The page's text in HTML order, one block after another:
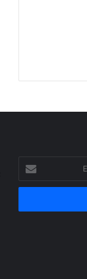
your
Email